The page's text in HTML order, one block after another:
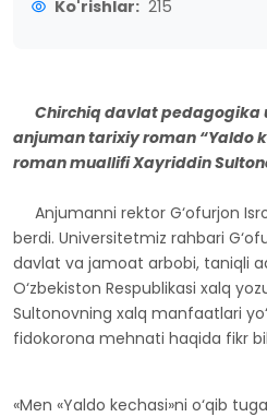
Ko'rishlar: 215
Chirchiq davlat pedagogika
anjuman tarixiy roman “Yaldo
roman muallifi Xayriddin
Anjumanni rektor G‘ofurjon
berdi. Universitetmiz rahbari
davlat va jamoat arbobi, taniqli
O‘zbekiston Respublikasi xalq
Sultonovning xalq manfaatlari
fidokorona mehnati haqida fikr
«Men «Yaldo kechasi»ni o‘qib